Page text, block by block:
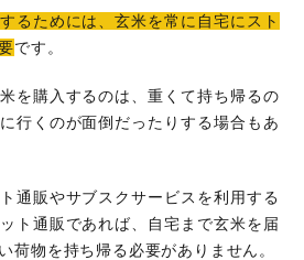
るためには、玄米を常に自宅にスト
です。
を購入するのは、重くて持ち帰るの
行くのが面倒だったりする場合もあ
通販やサブスクサービスを利用する
ト通販であれば、自宅まで玄米を届
荷物を持ち帰る必要がありません。